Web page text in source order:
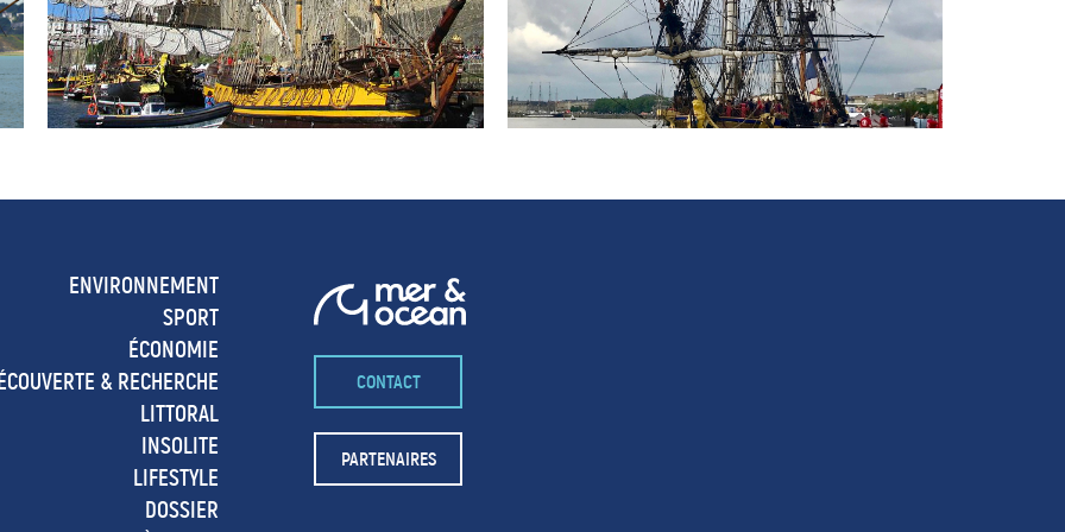
ENVIRONNEMENT
SPORT
ÉCONOMIE
& RECHERCHE
LITTORAL
INSOLITE
LIFESTYLE
DOSSIER
CONTACT
PARTENAIRES